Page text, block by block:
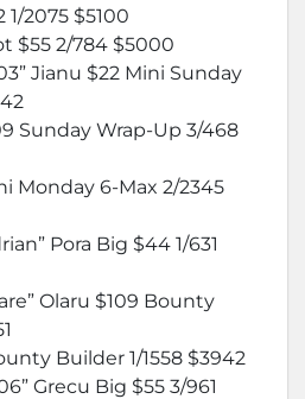
1/2075 $5100
$55 2/784 $5000
Jianu $22 Mini Sunday
Sunday Wrap-Up 3/468
Monday 6-Max 2/2345
Pora Big $44 1/631
Olaru $109 Bounty
Builder 1/1558 $3942
Grecu Big $55 3/961